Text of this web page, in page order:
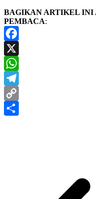
BAGIKAN ARTIKEL INI
PEMBACA:
Facebook
X
WhatsApp
Telegram
Copy